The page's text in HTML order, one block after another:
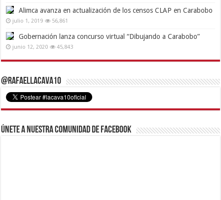
Alimca avanza en actualización de los censos CLAP en Carabobo
julio 1, 2019 56,861
Gobernación lanza concurso virtual “Dibujando a Carabobo”
junio 12, 2020 45,843
@RafaelLacava10
Únete a nuestra comunidad de Facebook